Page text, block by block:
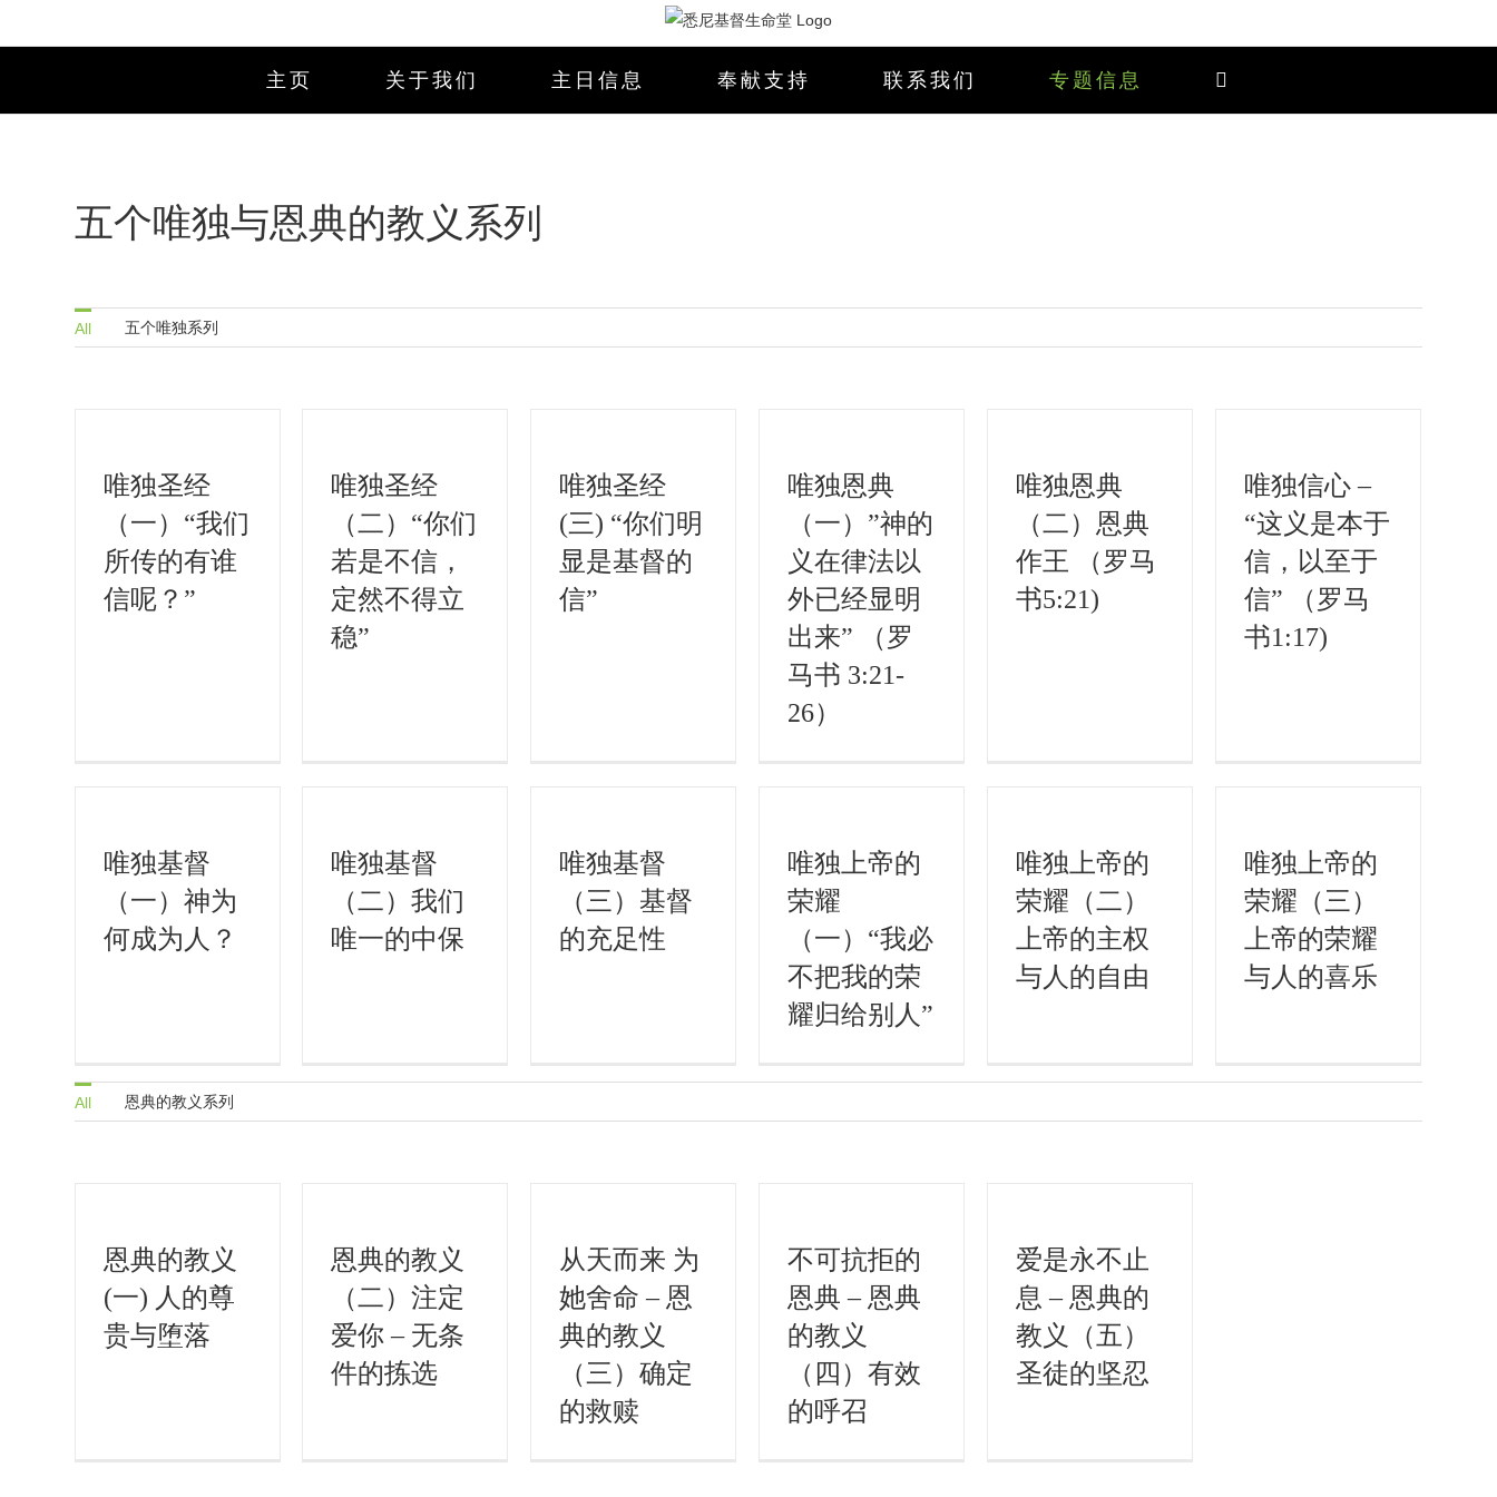
to
主页 关于我们 主日信息 奉献支持 联系我们 专题信息
五个唯独与恩典的教义系列
All 五个唯独系列
唯独圣经
（一）“我们
所传的有谁
信呢？”
唯独圣经
（二）“你们
若是不信，
定然不得立
稳”
唯独圣经
(三) “你们明
显是基督的
信”
唯独恩典
（一）”神的
义在律法以
外已经显明
出来” （罗
马书 3:21-
26）
唯独恩典
（二）恩典
作王 （罗马
书5:21)
唯独信心 –
“这义是本于
信，以至于
信” （罗马
书1:17)
唯独基督
（一）神为
何成为人？
唯独基督
（二）我们
唯一的中保
唯独基督
（三）基督
的充足性
唯独上帝的
荣耀
（一）“我必
不把我的荣
耀归给别人”
唯独上帝的
荣耀（二）
上帝的主权
与人的自由
唯独上帝的
荣耀（三）
上帝的荣耀
与人的喜乐
All 恩典的教义系列
恩典的教义
(一) 人的尊
贵与堕落
恩典的教义
（二）注定
爱你 – 无条
件的拣选
从天而来 为
她舍命 – 恩
典的教义
（三）确定
的救赎
不可抗拒的
恩典 – 恩典
的教义
（四）有效
的呼召
爱是永不止
息 – 恩典的
教义（五）
圣徒的坚忍